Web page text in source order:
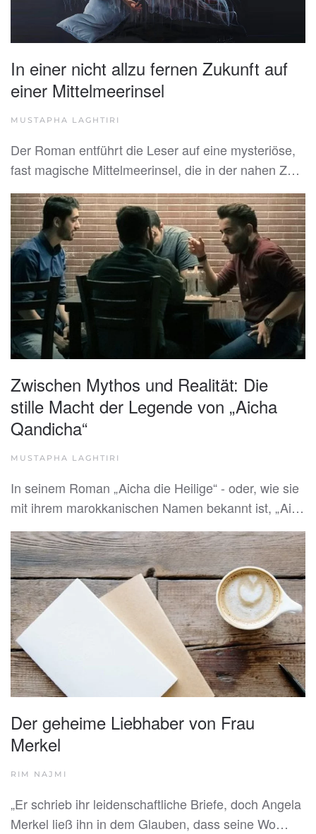
In einer nicht allzu fernen Zukunft auf
einer Mittelmeerinsel
MUSTAPHA LAGHTIRI
Der Roman entführt die Leser auf eine mysteriöse,
fast magische Mittelmeerinsel, die in der nahen Z…
Zwischen Mythos und Realität: Die
stille Macht der Legende von „Aicha
Qandicha“
MUSTAPHA LAGHTIRI
In seinem Roman „Aicha die Heilige“ - oder, wie sie
mit ihrem marokkanischen Namen bekannt ist, „Ai…
Der geheime Liebhaber von Frau
Merkel
RIM NAJMI
„Er schrieb ihr leidenschaftliche Briefe, doch Angela
Merkel ließ ihn in dem Glauben, dass seine Wo…